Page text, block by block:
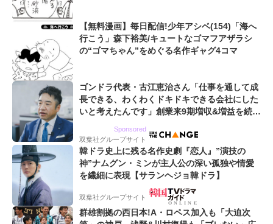
【無料漫画】毎日配信!少年アシベ(154)「海へ
行こう」森下裕美/キュートなゴマフアザラシ
の“ゴマちゃん”をめぐる名作ギャグ4コマ
ゴンドラ代表・古江恵治さん「仕事を通して成
長できる、わくわくドキドキできる会社にした
いと考えたんです」創業来9期増収&増益を続け
Sponsored
双葉社グループサイト
韓ドラ史上に残る名作史劇『恋人』”演技の
神”ナムグン・ミンが主人公の深い孤独や情愛
を繊細に表現【サランヘジョ韓ドラ】
双葉社グループサイト
群雄割拠の西日本!A・ロペス加入も「大迫次